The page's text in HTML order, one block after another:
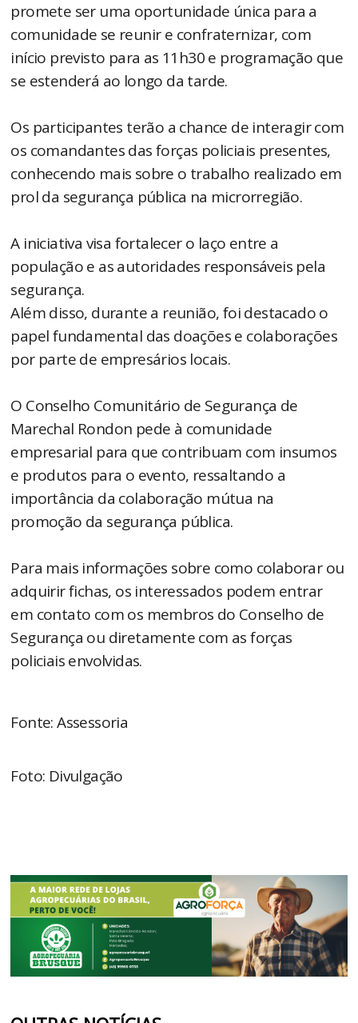
promete ser uma oportunidade única para a
comunidade se reunir e confraternizar, com
início previsto para as 11h30 e programação que
se estenderá ao longo da tarde.
Os participantes terão a chance de interagir com
os comandantes das forças policiais presentes,
conhecendo mais sobre o trabalho realizado em
prol da segurança pública na microrregião.
A iniciativa visa fortalecer o laço entre a
população e as autoridades responsáveis pela
segurança.
Além disso, durante a reunião, foi destacado o
papel fundamental das doações e colaborações
por parte de empresários locais.
O Conselho Comunitário de Segurança de
Marechal Rondon pede à comunidade
empresarial para que contribuam com insumos
e produtos para o evento, ressaltando a
importância da colaboração mútua na
promoção da segurança pública.
Para mais informações sobre como colaborar ou
adquirir fichas, os interessados podem entrar
em contato com os membros do Conselho de
Segurança ou diretamente com as forças
policiais envolvidas.
Fonte: Assessoria
Foto: Divulgação